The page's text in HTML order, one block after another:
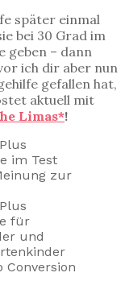
später einmal
bei 30 Grad im
geben – dann
ich dir aber nun
gefallen hat,
aktuell mit
Limas*!